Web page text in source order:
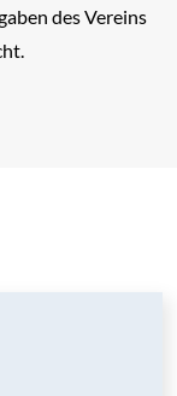
des Vereins